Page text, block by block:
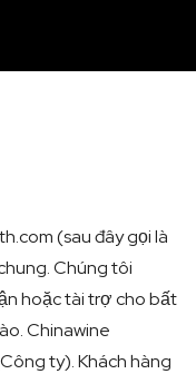
(sau đây gọi là
Chúng tôi
hoặc tài trợ cho bất
Chinawine
ty). Khách hàng